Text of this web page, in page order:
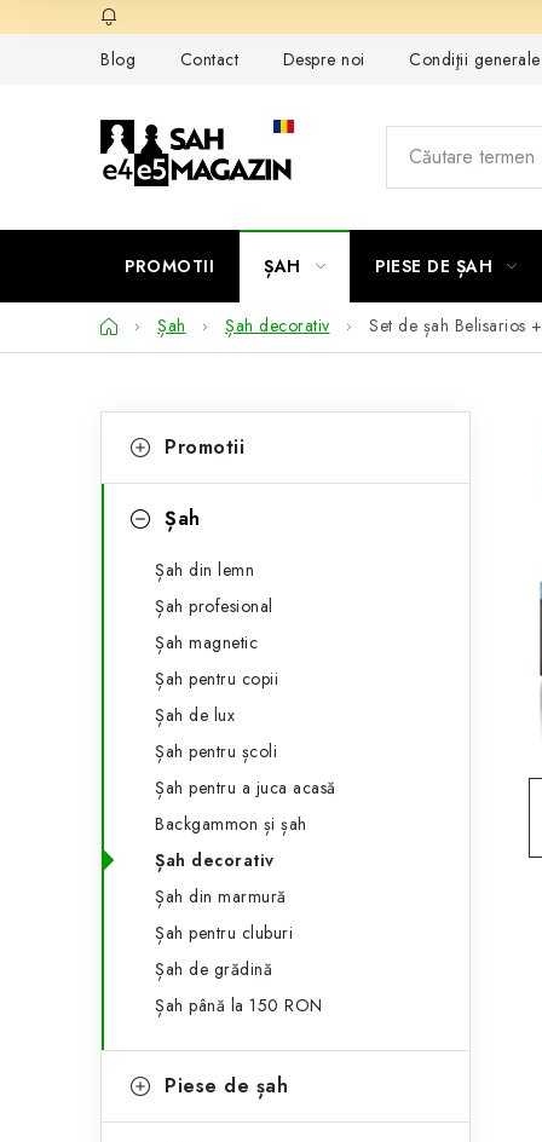
la
Blog
Contact Despre noi Condiţii
PROMOTII ȘAH PIESE DE ȘAH
AcasăȘah Șah decorativ Set de șah Belisarios
a
a
peste
categorii
a
Promotii
Șah
Șah din lemn
Șah profesional
Șah magnetic
Șah pentru copii
Șah de lux
Șah pentru școli
Șah pentru a juca acasă
Backgammon și șah
Șah decorativ
Șah din marmură
Șah pentru cluburi
Șah de grădină
Șah până la 150 RON
Piese de șah